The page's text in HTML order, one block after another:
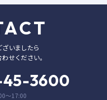
ざいましたら
せください。
3600
〜17:00